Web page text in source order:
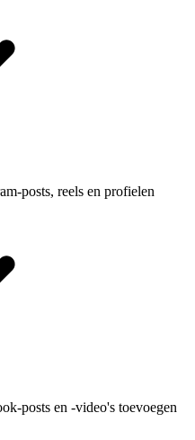
posts, reels en profielen
posts en -video's toevoegen